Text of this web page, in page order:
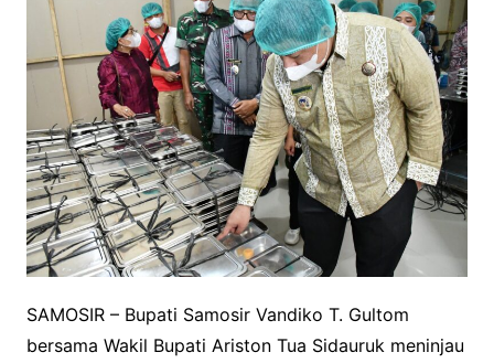
SAMOSIR – Bupati Samosir Vandiko T. Gultom
bersama Wakil Bupati Ariston Tua Sidauruk meninjau